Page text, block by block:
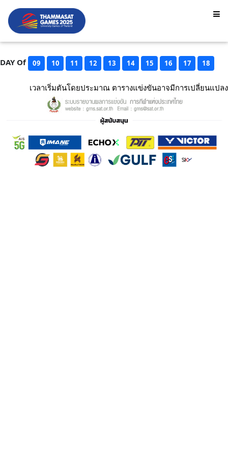
DAY Of 09 10 11 12 13 14 15 16 17 18
เวลาเริ่มตันโดยประมาณ ตารางแข่งขันอาจมีการเปลี่ยนแปลง